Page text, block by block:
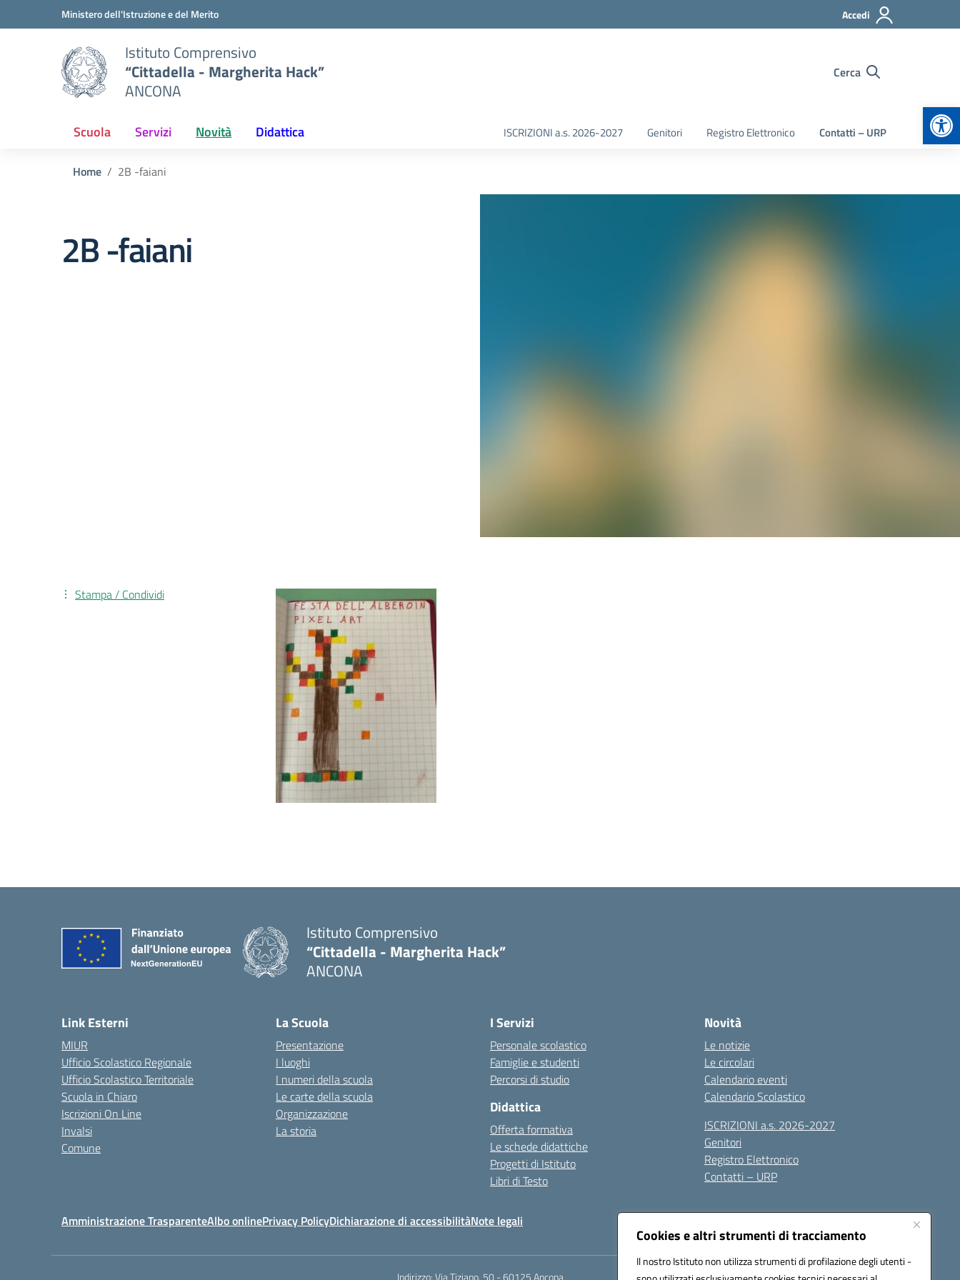
Cookies e altri strumenti di tracciamento
Il nostro Istituto non utilizza strumenti di profilazione degli utenti -
Vai ai contenuti
Vai al menu di navigazioneMinistero dell'Istruzione e del Merito Accedi
Istituto Comprensivo
“Cittadella - Margherita Hack”
ANCONA
Cerca
Scuola Servizi Novità Didattica ISCRIZIONI a.s. 2026-2027 Genitori Registro Elettronico Contatti – URP
Home 2B -faiani
2B -faiani
Stampa / Condividi
Istituto Comprensivo
“Cittadella - Margherita Hack”
ANCONA
Link Esterni
MIUR
Ufficio Scolastico Regionale
Ufficio Scolastico Territoriale
Scuola in Chiaro
Iscrizioni On Line
Invalsi
Comune
La Scuola
Presentazione
I luoghi
I numeri della scuola
Le carte della scuola
Organizzazione
La storia
I Servizi
Personale scolastico
Famiglie e studenti
Percorsi di studio
Didattica
Offerta formativa
Le schede didattiche
Progetti di Istituto
Libri di Testo
Novità
Le notizie
Le circolari
Calendario eventi
Calendario Scolastico
ISCRIZIONI a.s. 2026-2027
Genitori
Registro Elettronico
Contatti – URP
Amministrazione TrasparenteAlbo onlinePrivacy PolicyDichiarazione di accessibilitàNote legali
Indirizzo:Via Tiziano, 50 - 60125 Ancona